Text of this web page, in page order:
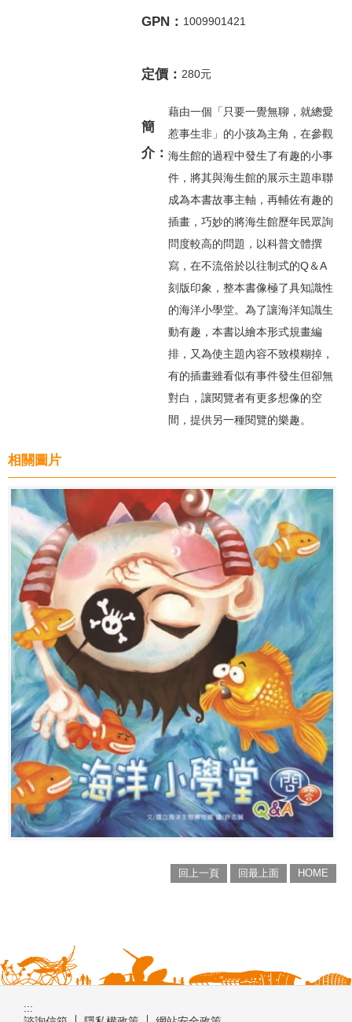
GPN： 1009901421
定價： 280元
簡
介：
藉由一個「只要一覺無聊，就總愛
惹事生非」的小孩為主角，在參觀
海生館的過程中發生了有趣的小事
件，將其與海生館的展示主題串聯
成為本書故事主軸，再輔佐有趣的
插畫，巧妙的將海生館歷年民眾詢
問度較高的問題，以科普文體撰
寫，在不流俗於以往制式的Q＆A
刻版印象，整本書像極了具知識性
的海洋小學堂。為了讓海洋知識生
動有趣，本書以繪本形式規畫編
排，又為使主題內容不致模糊掉，
有的插畫雖看似有事件發生但卻無
對白，讓閱覽者有更多想像的空
間，提供另一種閱覽的樂趣。
相關圖片
回上一頁 回最上面 HOME
:::